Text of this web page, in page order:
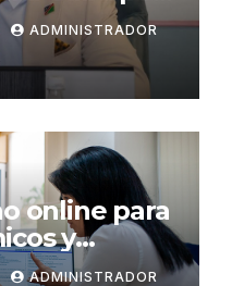
Marrero
ADMINISTRADOR
online para
y
ADMINISTRADOR